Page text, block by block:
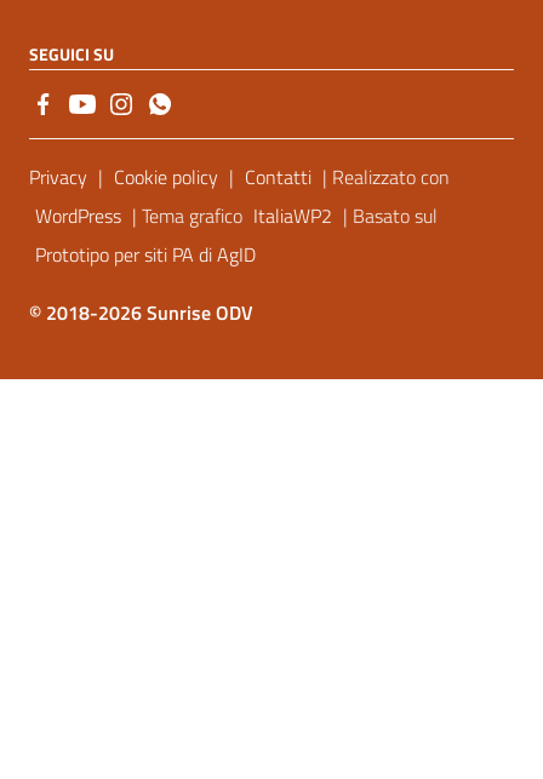
SEGUICI SU
Sezione Link Utili
Privacy | Cookie policy | Contatti | Realizzato con
WordPress | Tema grafico ItaliaWP2 | Basato sul
Prototipo per siti PA di AgID
© 2018-2026 Sunrise ODV